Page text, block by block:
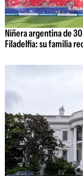
Niñera argentina de
Filadelfia: su familia